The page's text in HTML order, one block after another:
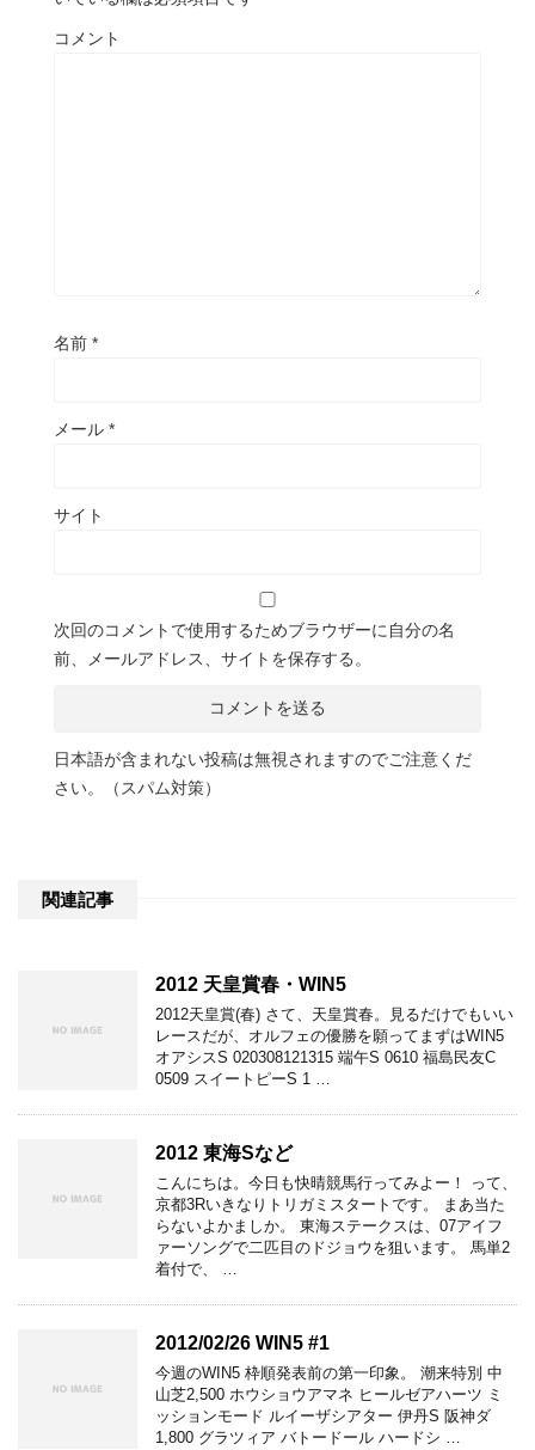
コメント
名前 *
メール *
サイト
次回のコメントで使用するためブラウザーに自分の名
前、メールアドレス、サイトを保存する。
日本語が含まれない投稿は無視されますのでご注意くだ
さい。（スパム対策）
関連記事
2012 天皇賞春・WIN5
2012天皇賞(春) さて、天皇賞春。見るだけでもいい
レースだが、オルフェの優勝を願ってまずはWIN5
オアシスS 020308121315 端午S 0610 福島民友C
0509 スイートピーS 1 …
2012 東海Sなど
こんにちは。今日も快晴競馬行ってみよー！ って、
京都3Rいきなりトリガミスタートです。 まあ当た
らないよかましか。 東海ステークスは、07アイフ
ァーソングで二匹目のドジョウを狙います。 馬単2
着付で、 …
2012/02/26 WIN5 #1
今週のWIN5 枠順発表前の第一印象。 潮来特別 中
山芝2,500 ホウショウアマネ ヒールゼアハーツ ミ
ッションモード ルイーザシアター 伊丹S 阪神ダ
1,800 グラツィア バトードール ハードシ …